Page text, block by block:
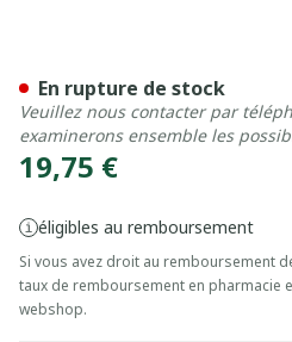
19,75 €
éligibles au remboursement
Si vous avez droit au remboursement
taux de remboursement en pharmacie
webshop.
En rupture de stock
Veuillez nous contacter par
examinerons ensemble les